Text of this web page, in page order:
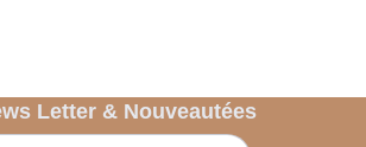
Letter & Nouveautées